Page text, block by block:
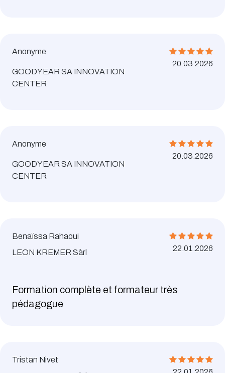
Anonyme
GOODYEAR SA INNOVATION
CENTER
20.03.2026
Anonyme
GOODYEAR SA INNOVATION
CENTER
20.03.2026
Benaïssa Rahaoui
LEON KREMER Sàrl
22.01.2026
Formation complète et formateur très
pédagogue
Tristan Nivet